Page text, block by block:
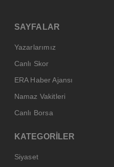
SAYFALAR
Yazarlarımız
Canlı Skor
ERA Haber Ajansı
Namaz Vakitleri
Canlı Borsa
KATEGORİLER
Siyaset